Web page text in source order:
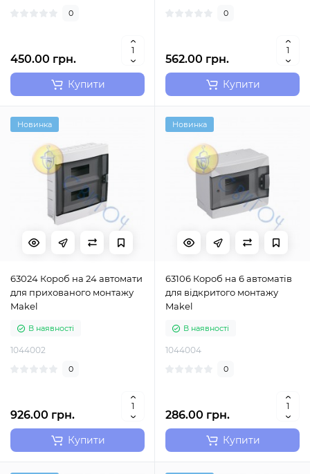
0
450.00 грн.
Купити
0
562.00 грн.
Купити
Новинка
63024 Короб на 24 автомати
для прихованого монтажу
Makel
В наявності
1044002
0
926.00 грн.
Купити
Новинка
63106 Короб на 6 автоматів
для відкритого монтажу
Makel
В наявності
1044004
0
286.00 грн.
Купити